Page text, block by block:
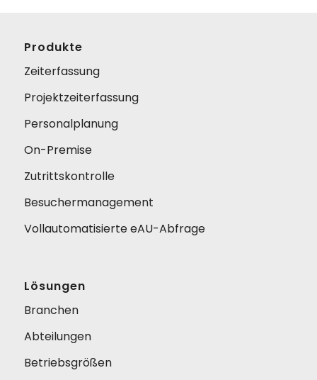
Produkte
Zeiterfassung
Projektzeiterfassung
Personalplanung
On-Premise
Zutrittskontrolle
Besuchermanagement
Vollautomatisierte eAU-Abfrage
Lösungen
Branchen
Abteilungen
Betriebsgrößen